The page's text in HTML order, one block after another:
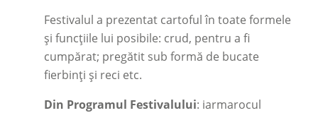
Festivalul a prezentat cartoful în toate formele
și funcțiile lui posibile: crud, pentru a fi
cumpărat; pregătit sub formă de bucate
fierbinți și reci etc.
Din Programul Festivalului: iarmarocul